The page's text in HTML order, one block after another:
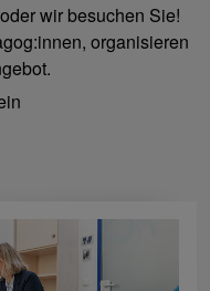
wir besuchen Sie!
organisieren